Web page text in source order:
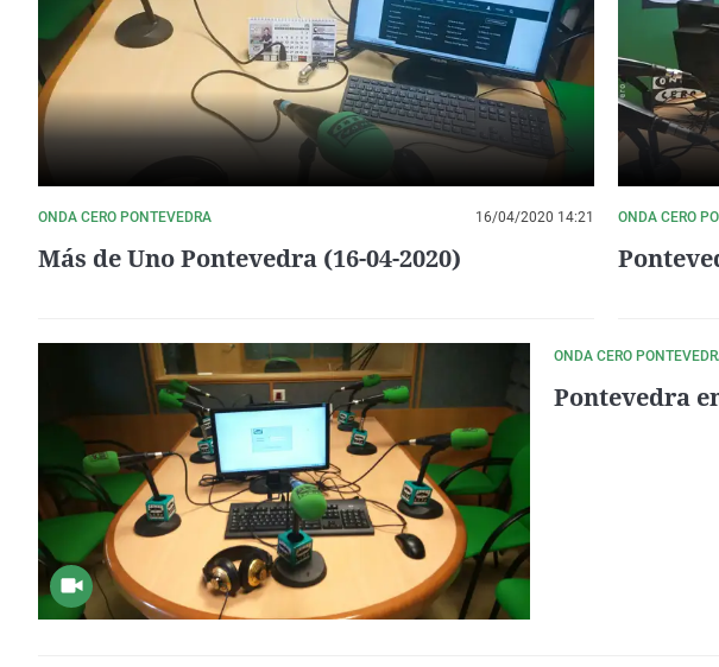
ONDA CERO PONTEVEDRA 16/04/2020 14:21
Más de Uno Pontevedra (16-04-2020)
ONDA CERO
ONDA CERO
Pontevedra